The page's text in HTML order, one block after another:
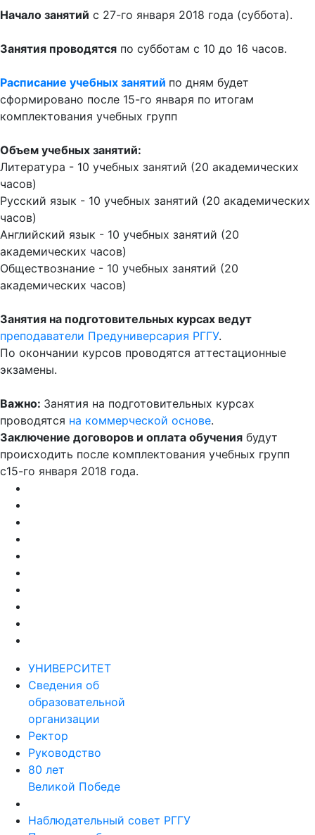
Начало занятий с 27-го января 2018 года (суббота).
Занятия проводятся по субботам с 10 до 16 часов.
Расписание учебных занятий по дням будет
сформировано после 15-го января по итогам
комплектования учебных групп
Объем учебных занятий:
Литература - 10 учебных занятий (20 академических
часов)
Русский язык - 10 учебных занятий (20 академических
часов)
Английский язык - 10 учебных занятий (20
академических часов)
Обществознание - 10 учебных занятий (20
академических часов)
Занятия на подготовительных курсах ведут
преподаватели Предуниверсария РГГУ.
По окончании курсов проводятся аттестационные
экзамены.
Важно: Занятия на подготовительных курсах
проводятся на коммерческой основе.
Заключение договоров и оплата обучения будут
происходить после комплектования учебных групп
с15-го января 2018 года.
УНИВЕРСИТЕТ
Сведения об
образовательной
организации
Ректор
Руководство
80 лет
Великой Победе
Наблюдательный совет РГГУ